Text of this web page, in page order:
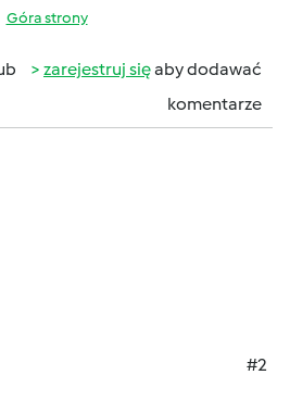
Góra strony
zarejestruj sięaby dodawać
komentarze
#2